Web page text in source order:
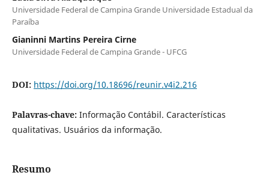
Universidade Federal de Campina Grande Universidade Estadual da
Paraíba
Gianinni Martins Pereira Cirne
Universidade Federal de Campina Grande - UFCG
DOI: https://doi.org/10.18696/reunir.v4i2.216
Palavras-chave: Informação Contábil. Características
qualitativas. Usuários da informação.
Resumo